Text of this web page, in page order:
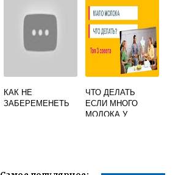
КАК НЕ
ЗАБЕРЕМЕНЕТЬ
ЧТО ДЕЛАТЬ
ЕСЛИ МНОГО
МОЛОКА У